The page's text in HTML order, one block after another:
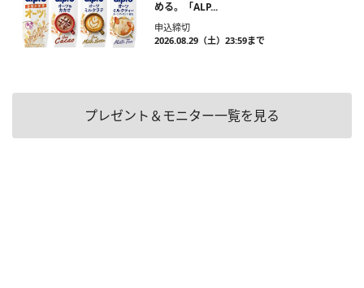
める。「ALP...
申込締切
2026.08.29（土）23:59まで
プレゼント＆モニター一覧を見る